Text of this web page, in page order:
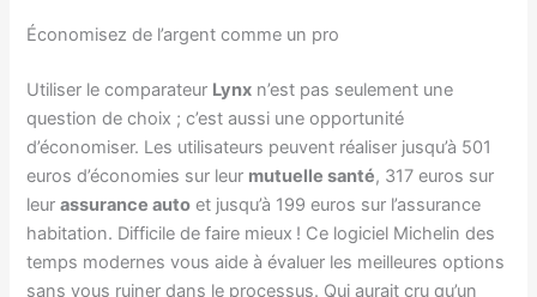
Économisez de l’argent comme un pro
Utiliser le comparateur Lynx n’est pas seulement une
question de choix ; c’est aussi une opportunité
d’économiser. Les utilisateurs peuvent réaliser jusqu’à 501
euros d’économies sur leur mutuelle santé, 317 euros sur
leurassurance auto et jusqu’à 199 euros sur l’assurance
habitation. Difficile de faire mieux ! Ce logiciel Michelin des
temps modernes vous aide à évaluer les meilleures options
sans vous ruiner dans le processus. Qui aurait cru qu’un